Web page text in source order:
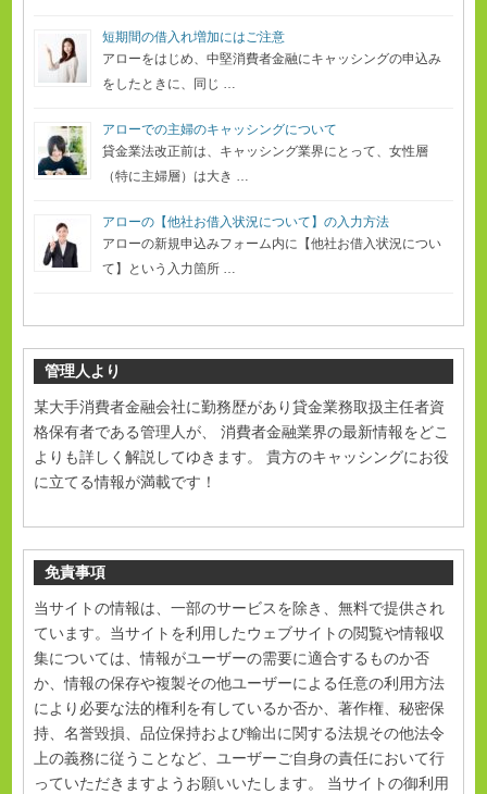
短期間の借入れ増加にはご注意
アローをはじめ、中堅消費者金融にキャッシングの申込み
をしたときに、同じ …
アローでの主婦のキャッシングについて
貸金業法改正前は、キャッシング業界にとって、女性層
（特に主婦層）は大き …
アローの【他社お借入状況について】の入力方法
アローの新規申込みフォーム内に【他社お借入状況につい
て】という入力箇所 …
管理人より
某大手消費者金融会社に勤務歴があり貸金業務取扱主任者資
格保有者である管理人が、 消費者金融業界の最新情報をどこ
よりも詳しく解説してゆきます。 貴方のキャッシングにお役
に立てる情報が満載です！
免責事項
当サイトの情報は、一部のサービスを除き、無料で提供され
ています。当サイトを利用したウェブサイトの閲覧や情報収
集については、情報がユーザーの需要に適合するものか否
か、情報の保存や複製その他ユーザーによる任意の利用方法
により必要な法的権利を有しているか否か、著作権、秘密保
持、名誉毀損、品位保持および輸出に関する法規その他法令
上の義務に従うことなど、ユーザーご自身の責任において行
っていただきますようお願いいたします。 当サイトの御利用